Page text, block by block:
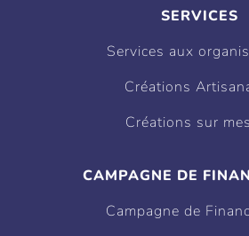
SERVICES
Services aux
Créations
Créations sur
CAMPAGNE DE
Campagne de